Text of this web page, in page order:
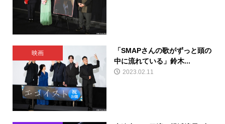
映画
「SMAPさんの歌がずっと頭の
中に流れている」鈴木...
2023.02.11